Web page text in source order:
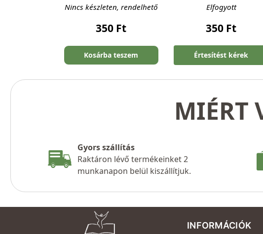
Nincs készleten, rendelhető
350 Ft
Kosárba teszem
Elfogyott
350 Ft
Értesítést kérek
MIÉRT
Gyors szállítás
Raktáron lévő termékeinket 2
munkanapon belül kiszállítjuk.
INFORMÁCIÓK